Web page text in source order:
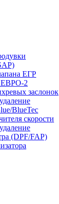
ЕГР
ЕВРО-2
заслонок
BlueTec
скорости
(DPF/FAP)